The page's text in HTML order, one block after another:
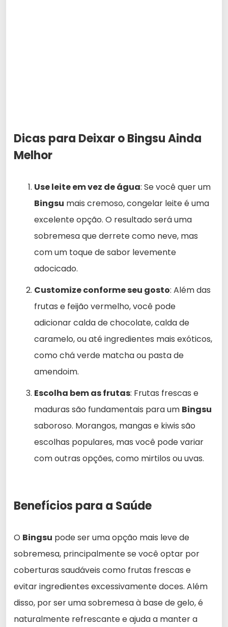
Dicas para Deixar o Bingsu Ainda
Melhor
Use leite em vez de água: Se você quer um
Bingsu mais cremoso, congelar leite é uma
excelente opção. O resultado será uma
sobremesa que derrete como neve, mas
com um toque de sabor levemente
adocicado.
Customize conforme seu gosto: Além das
frutas e feijão vermelho, você pode
adicionar calda de chocolate, calda de
caramelo, ou até ingredientes mais exóticos,
como chá verde matcha ou pasta de
amendoim.
Escolha bem as frutas: Frutas frescas e
maduras são fundamentais para um Bingsu
saboroso. Morangos, mangas e kiwis são
escolhas populares, mas você pode variar
com outras opções, como mirtilos ou uvas.
Benefícios para a Saúde
O Bingsu pode ser uma opção mais leve de
sobremesa, principalmente se você optar por
coberturas saudáveis como frutas frescas e
evitar ingredientes excessivamente doces. Além
disso, por ser uma sobremesa à base de gelo, é
naturalmente refrescante e ajuda a manter a